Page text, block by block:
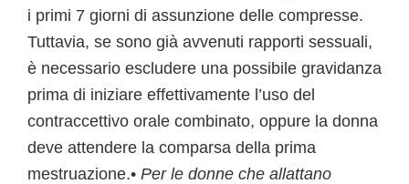
i primi 7 giorni di assunzione delle compresse.
Tuttavia, se sono già avvenuti rapporti sessuali,
è necessario escludere una possibile gravidanza
prima di iniziare effettivamente l’uso del
contraccettivo orale combinato, oppure la donna
deve attendere la comparsa della prima
mestruazione.• Per le donne che allattano